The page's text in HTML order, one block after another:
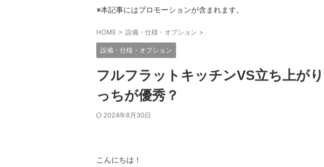
※本記事にはプロモーションが含まれます。
HOME > 設備・仕様・オプション >
設備・仕様・オプション
フルフラットキッチンVS立ち上が
っちが優秀？
2024年8月30日
こんにちは！